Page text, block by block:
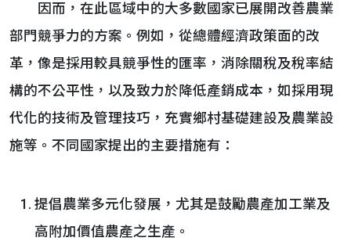
因而，在此區域中的大多數國家已展開改善農業
部門競爭力的方案。例如，從總體經濟政策面的改
革，像是採用較具競爭性的匯率，消除關稅及稅率結
構的不公平性，以及致力於降低產銷成本，如採用現
代化的技術及管理技巧，充實鄉村基礎建設及農業設
施等。不同國家提出的主要措施有：
提倡農業多元化發展，尤其是鼓勵農產加工業及
高附加價值農產之生產。